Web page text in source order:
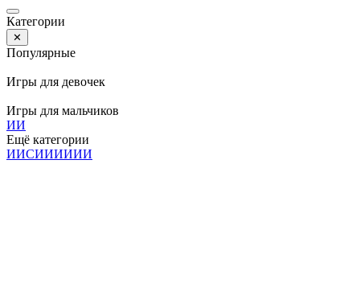
Категории
✕
Популярные
Игры для девочек
Игры для мальчиков
ИИ
Ещё категории
ИИСИИИИИИ